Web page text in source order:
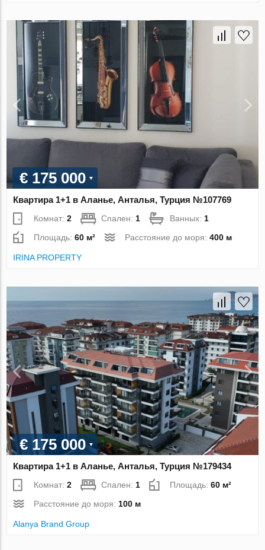
€ 175 000
Квартира 1+1 в Аланье, Анталья, Турция №107769
Комнат:2 Спален: 1 Ванных: 1
Площадь:60 м² Расстояние до моря:400 м
IRINA PROPERTY
€ 175 000
Квартира 1+1 в Аланье, Анталья, Турция №179434
Комнат:2 Спален: 1 Площадь:60 м²
Расстояние до моря: 100 м
Alanya Brand Group